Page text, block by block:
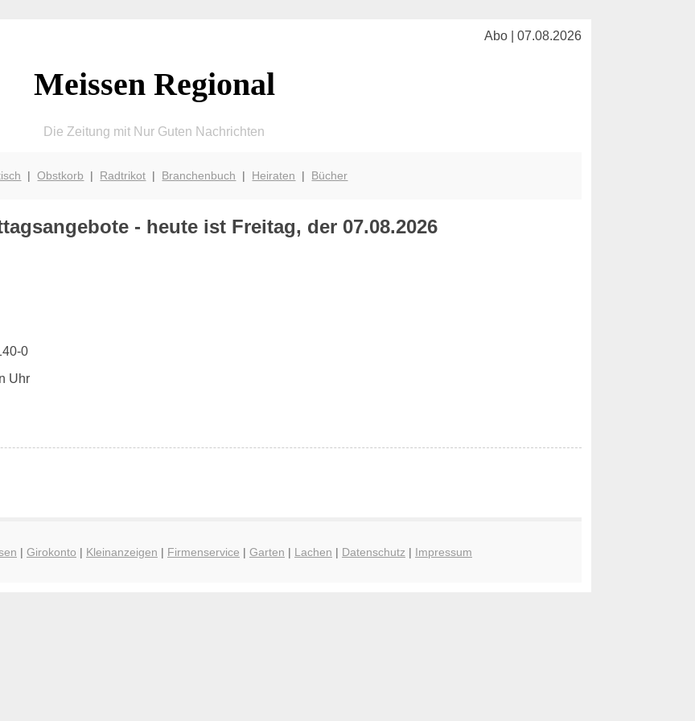
Abo | 07.08.2026
Meissen Regional
Die Zeitung mit Nur Guten Nachrichten
|Obstkorb | Radtrikot | Branchenbuch | Heiraten | Bücher
- heute ist Freitag, der 07.08.2026
0
Uhr
| Girokonto | Kleinanzeigen | Firmenservice | Garten | Lachen | Datenschutz | Impressum